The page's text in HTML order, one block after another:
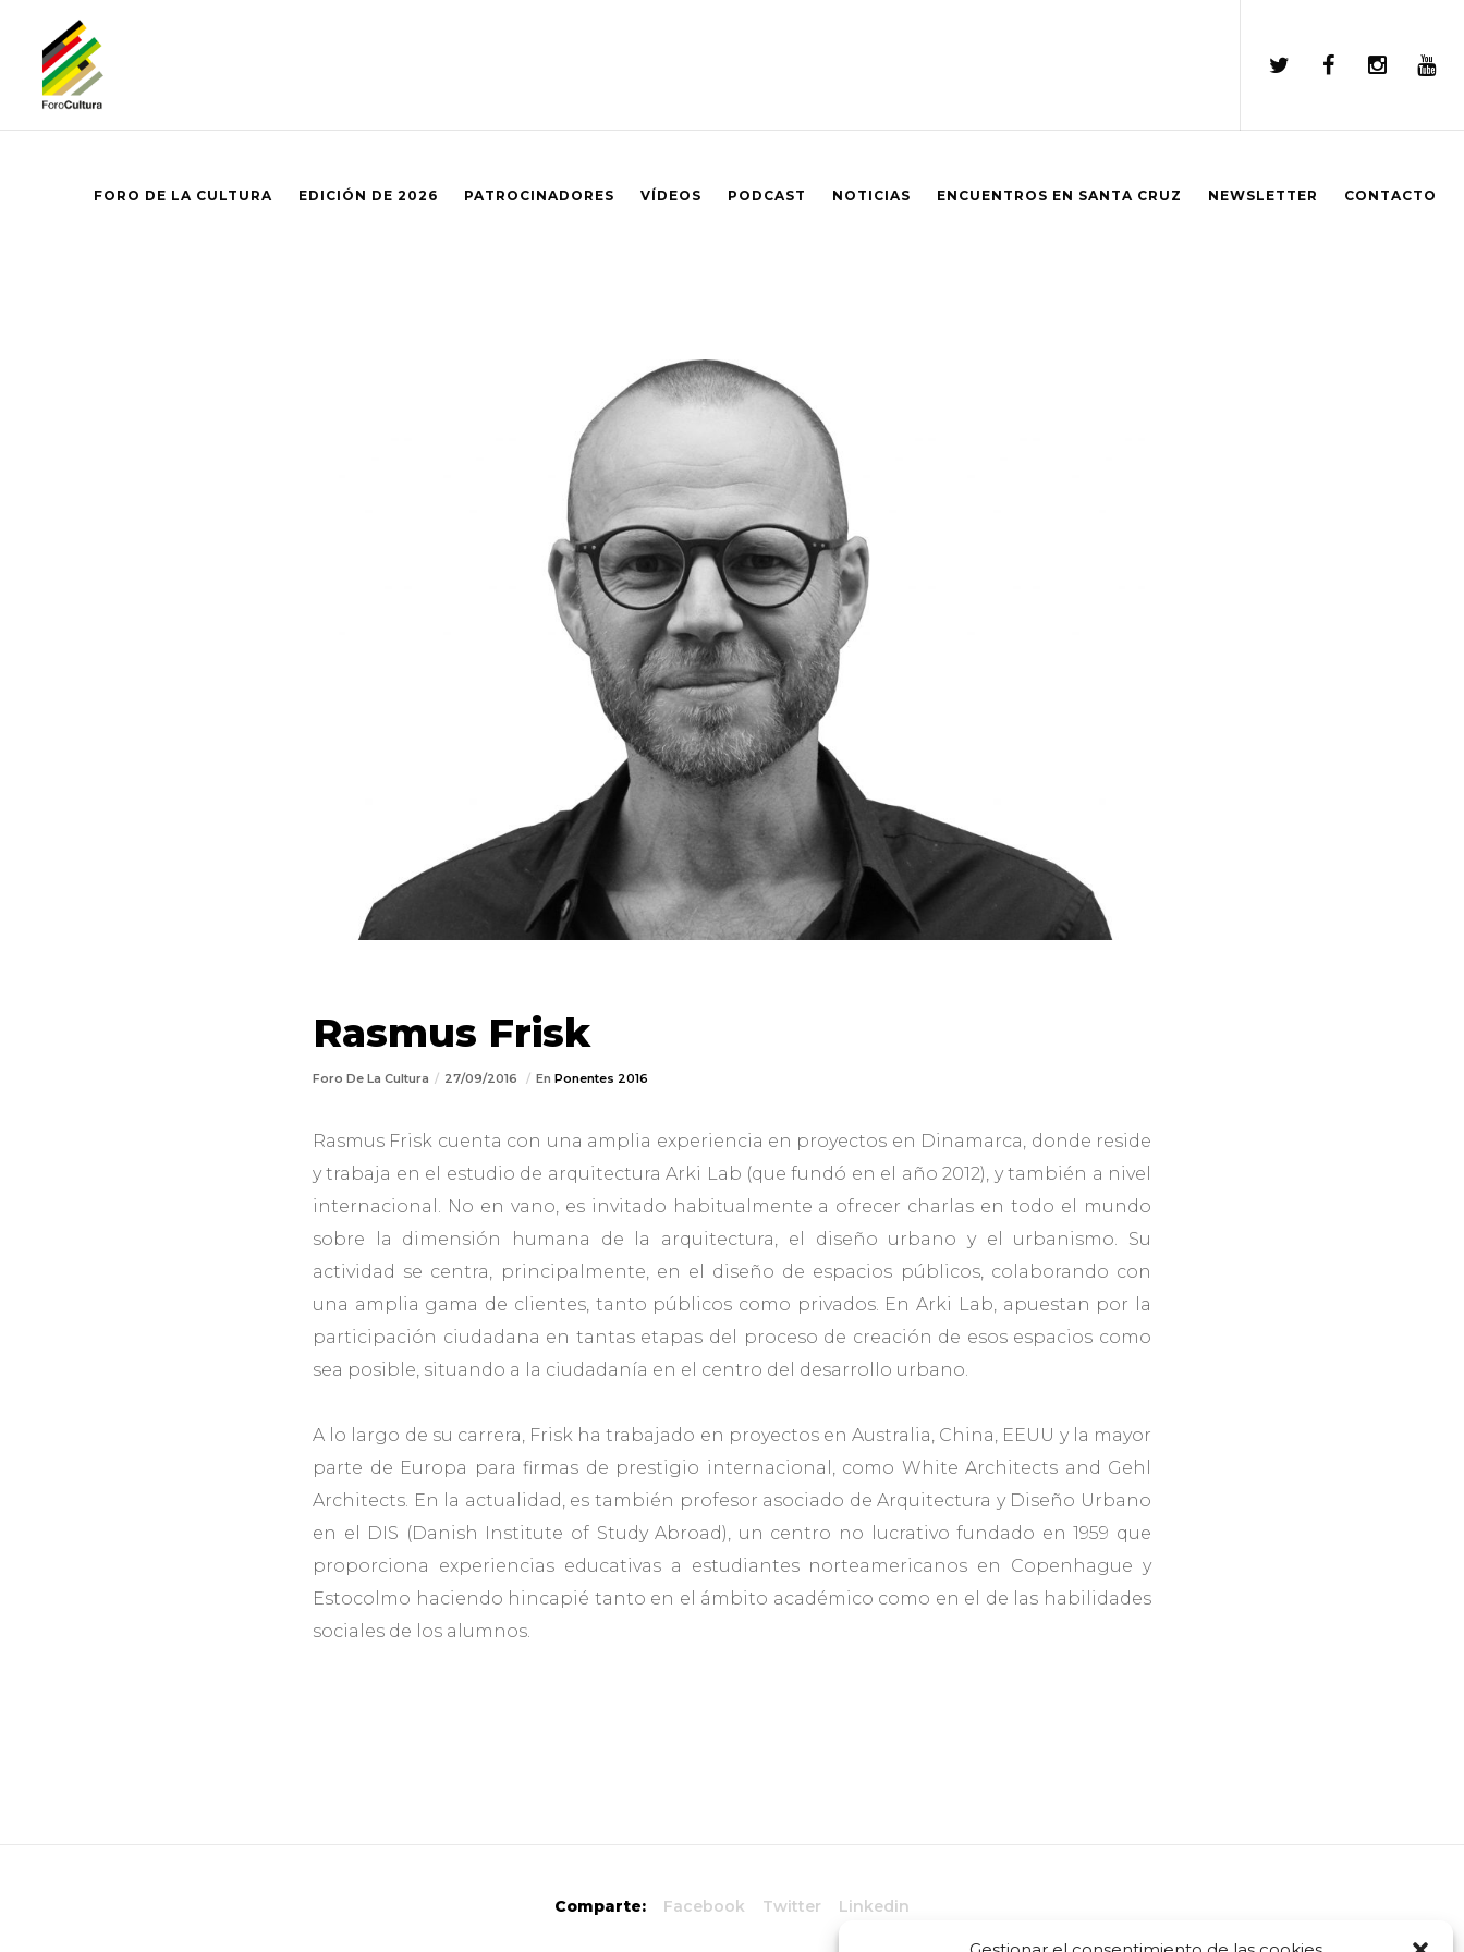
FORO DE LA CULTURA EDICIÓN DE 2026 PATROCINADORES VÍDEOS PODCAST NOTICIAS ENCUENTROS EN SANTA CRUZ NEWSLETTER CONTACTO
Rasmus Frisk
Foro De La Cultura 27/09/2016 En Ponentes 2016
Rasmus Frisk cuenta con una amplia experiencia en proyectos en Dinamarca, donde reside
y trabaja en el estudio de arquitectura Arki Lab (que fundó en el año 2012), y también a nivel
internacional. No en vano, es invitado habitualmente a ofrecer charlas en todo el mundo
sobre la dimensión humana de la arquitectura, el diseño urbano y el urbanismo. Su
actividad se centra, principalmente, en el diseño de espacios públicos, colaborando con
una amplia gama de clientes, tanto públicos como privados. En Arki Lab, apuestan por la
participación ciudadana en tantas etapas del proceso de creación de esos espacios como
sea posible, situando a la ciudadanía en el centro del desarrollo urbano.
A lo largo de su carrera, Frisk ha trabajado en proyectos en Australia, China, EEUU y la mayor
parte de Europa para firmas de prestigio internacional, como White Architects and Gehl
Architects. En la actualidad, es también profesor asociado de Arquitectura y Diseño Urbano
en el DIS (Danish Institute of Study Abroad), un centro no lucrativo fundado en 1959 que
proporciona experiencias educativas a estudiantes norteamericanos en Copenhague y
Estocolmo haciendo hincapié tanto en el ámbito académico como en el de las habilidades
sociales de los alumnos.
Comparte: Facebook Twitter Linkedin